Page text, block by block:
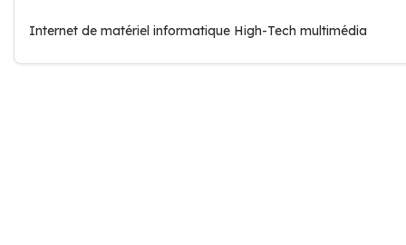
Internet de matériel informatique High-Tech multimédia